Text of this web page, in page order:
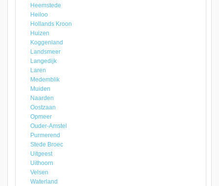
Heemstede
Heiloo
Hollands Kroon
Huizen
Koggenland
Landsmeer
Langedijk
Laren
Medemblik
Muiden
Naarden
Oostzaan
Opmeer
Ouder-Amstel
Purmerend
Stede Broec
Uitgeest
Uithoorn
Velsen
Waterland